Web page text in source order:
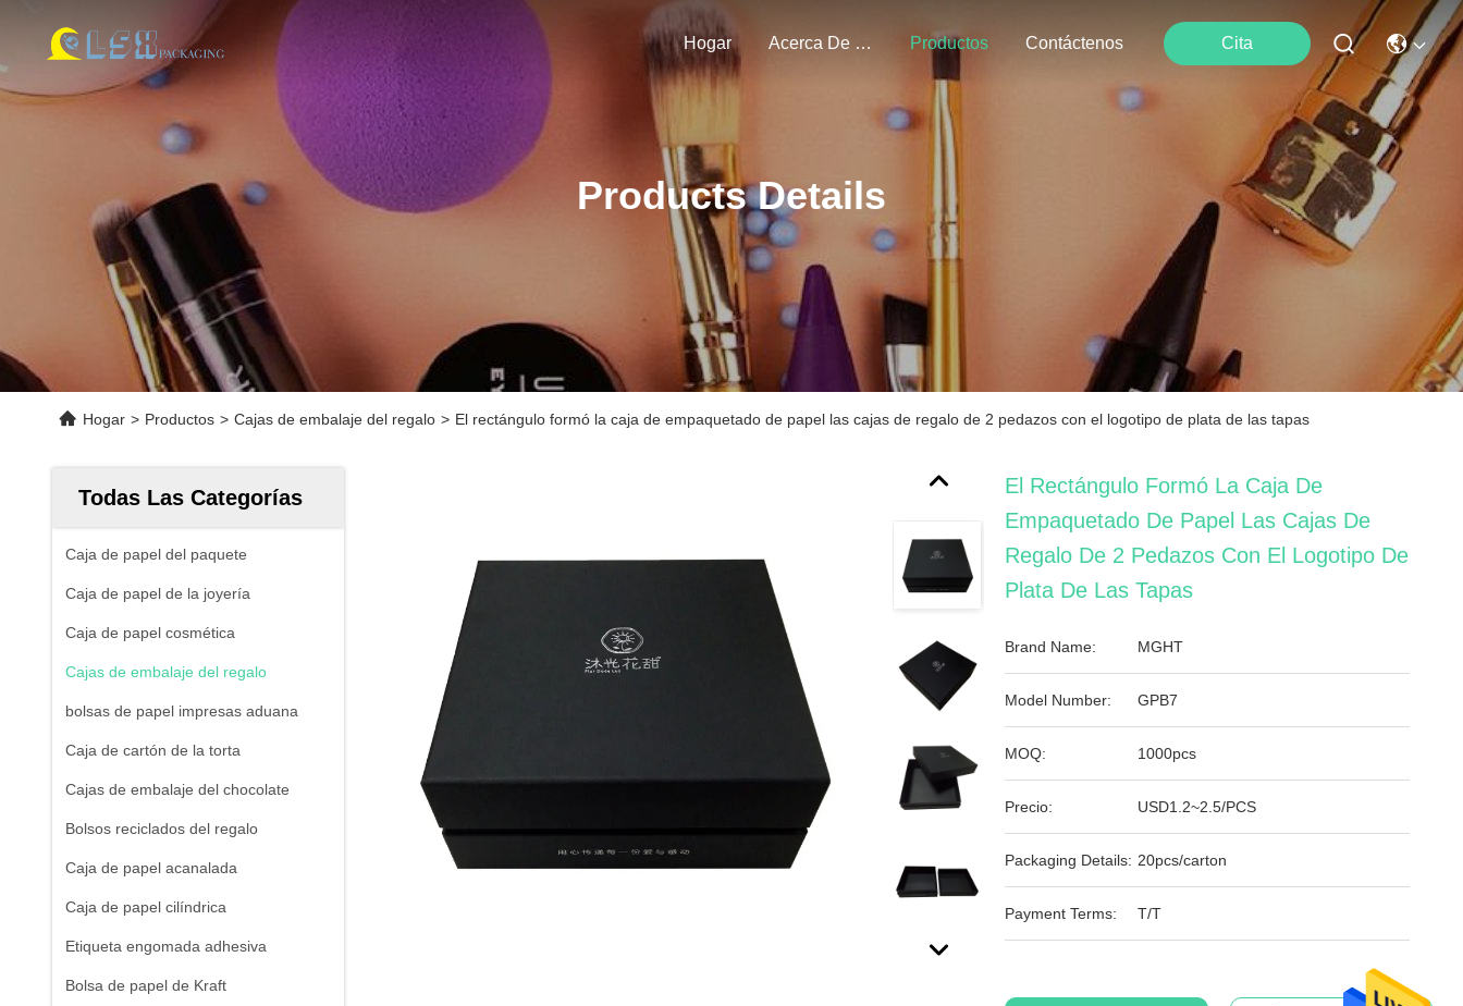
Hogar Acerca De Nosotros Productos Contáctenos Cita
Products Details
Hogar > Productos > Cajas de embalaje del regalo > El rectángulo formó la caja de empaquetado de papel las cajas de regalo de 2 pedazos con el logotipo de plata de las tapas
Todas Las Categorías
Caja de papel del paquete
Caja de papel de la joyería
Caja de papel cosmética
Cajas de embalaje del regalo
bolsas de papel impresas aduana
Caja de cartón de la torta
Cajas de embalaje del chocolate
Bolsos reciclados del regalo
Caja de papel acanalada
Caja de papel cilíndrica
Etiqueta engomada adhesiva
Bolsa de papel de Kraft
El Rectángulo Formó La Caja De
Empaquetado De Papel Las Cajas De
Regalo De 2 Pedazos Con El Logotipo De
Plata De Las Tapas
Brand Name: MGHT
Model Number: GPB7
MOQ: 1000pcs
Precio: USD1.2~2.5/PCS
Packaging Details: 20pcs/carton
Payment Terms: T/T